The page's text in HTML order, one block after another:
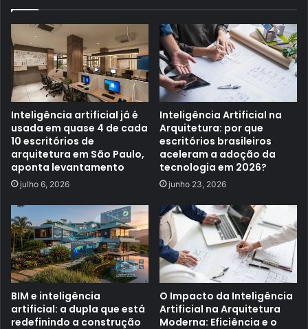
Inteligência artificial já é
usada em quase 4 de cada
10 escritórios de
arquitetura em São Paulo,
aponta levantamento
julho 6, 2026
Inteligência Artificial na
Arquitetura: por que
escritórios brasileiros
aceleram a adoção da
tecnologia em 2026?
junho 23, 2026
BIM e inteligência
artificial: a dupla que está
redefinindo a construção
O Impacto da Inteligência
Artificial na Arquitetura
Moderna: Eficiência e o